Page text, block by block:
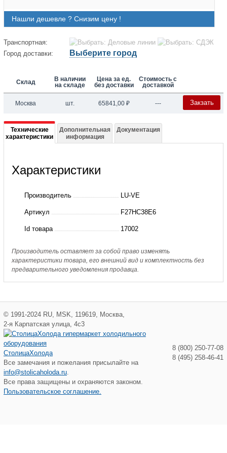
Нашли дешевле ? Снизим цену !
Транспортная:
Город доставки:
Выберите город
Склад
В наличии
на складе
Цена за ед.
без доставки
Стоимость с
доставкой
Москва шт. 65841,00 ₽ --- Закзать
Подробная
информация
Воздухоохладитель
Технические
характеристики
Дополнительная
информация
Документация
Характеристики
Производитель LU-VE
Артикул F27HC38E6
Id товара 17002
Производитель оставляет за собой право изменять
характеристики товара, его внешний вид и комплектность без
предварительного уведомления продавца.
© 1991-2024 RU MSK 119619 Москва
2-я Карпатская улица, 4с3
СтолицаХолода
Все замечания и пожелания присылайте на
info@stolicaholoda.ru
Все права защищены и охраняются законом.
Пользовательское соглашение.
8 (800) 250-77-08
8 (495) 258-46-41